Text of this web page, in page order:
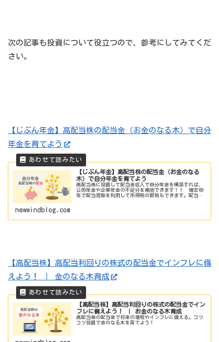
次の記事も投資について役立つので、参考にしてみてくだ
さい。
【じぶん年金】高配当株の配当金（お金のなる木）で自分
年金を育てよう
【じぶん年金】高配当株の配当金（お金のなる
木）で自分年金を育てよう
高配当株に投資して配当金収入で自分年金を構築すれば、
公的年金や企業年金の不足分を補完できます！！ 確定申
告で配当控除を利用して所得税の節税もできます。配当金
newwindblog.com
【高配当株】高配当利回りの株式の配当金でインフレに備
えよう！ ｜ 金のなる木育成
【高配当株】高配当利回りの株式の配当金でイン
フレに備えよう！ ｜ お金のなる木育成
高配当株の配当金で将来の増税やインフレに備える。コツ
コツ投資で金のなる木を育てよう！